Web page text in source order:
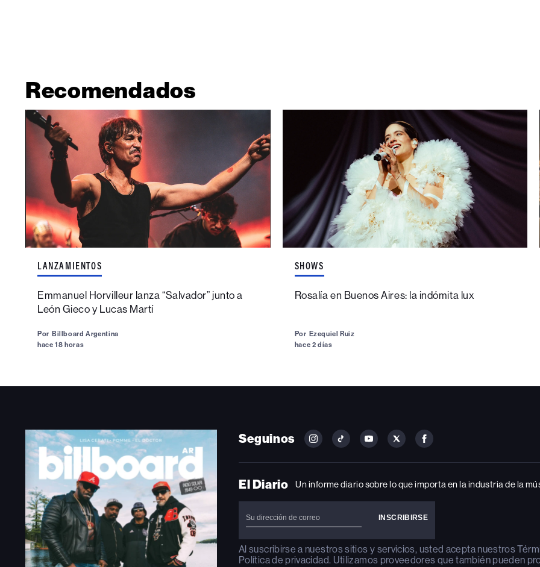
Recomendados
LANZAMIENTOS
Emmanuel Horvilleur lanza “Salvador” junto a
León Gieco y Lucas Martí
Por Billboard Argentina
hace 18 horas
SHOWS
Rosalía en Buenos Aires: la indómita lux
Por Ezequiel Ruiz
hace 2 días
Seguinos
FOLLOW
ON
FOLLOW
ON
FOLLOW
ON
FOLLOW
ON
FOLLOW
ON
El Diario Un informe diario sobre lo que importa en la industria de la
Al suscribirse a nuestros sitios y servicios, usted acepta nuestros
Política de privacidad. Utilizamos proveedores que también pueden